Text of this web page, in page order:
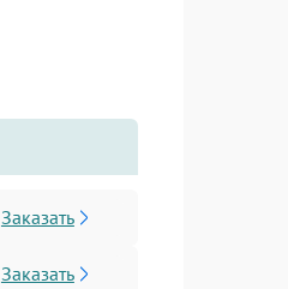
Заказать
Заказать